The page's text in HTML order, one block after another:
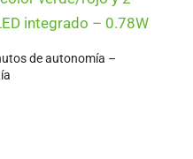
integrado – 0.78W
de autonomía –